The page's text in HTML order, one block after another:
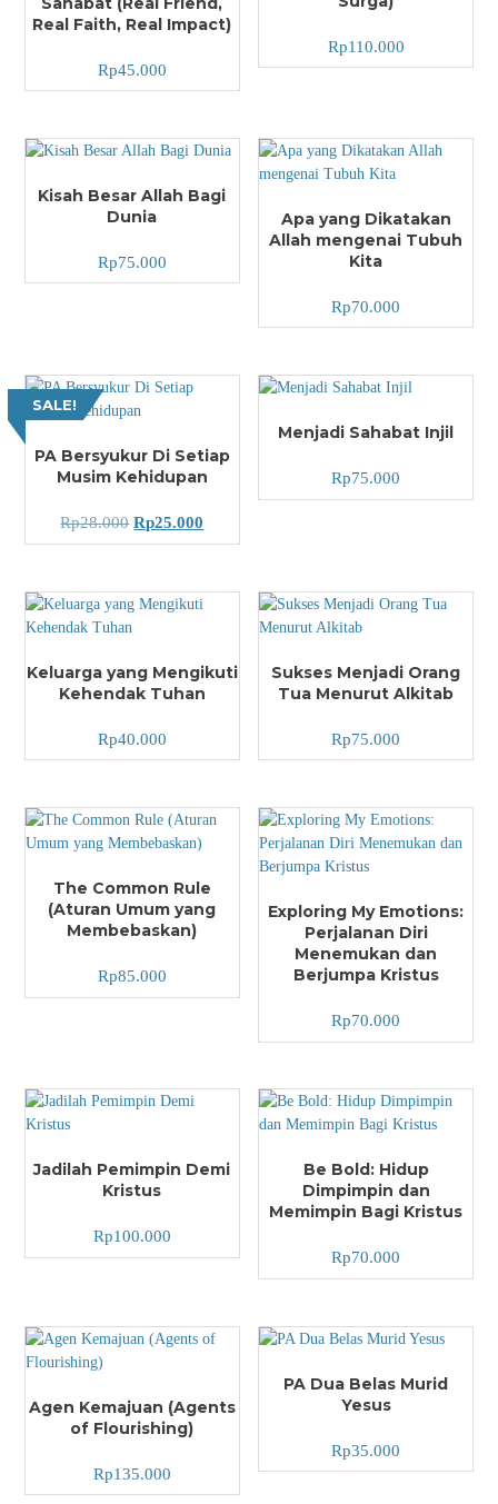
Real Faith, Real Impact)
Rp45.000
Rp110.000
Kisah Besar Allah Bagi
Dunia
Rp75.000
Apa yang Dikatakan
Allah mengenai Tubuh
Kita
Rp70.000
SALE!
PA Bersyukur Di Setiap
Musim Kehidupan
Rp28.000 Rp25.000
Menjadi Sahabat Injil
Rp75.000
Keluarga yang Mengikuti
Kehendak Tuhan
Rp40.000
Sukses Menjadi Orang
Tua Menurut Alkitab
Rp75.000
The Common Rule
(Aturan Umum yang
Membebaskan)
Rp85.000
Exploring My Emotions:
Perjalanan Diri
Menemukan dan
Berjumpa Kristus
Rp70.000
Jadilah Pemimpin Demi
Kristus
Rp100.000
Be Bold: Hidup
Dimpimpin dan
Memimpin Bagi Kristus
Rp70.000
Agen Kemajuan (Agents
of Flourishing)
Rp135.000
PA Dua Belas Murid
Yesus
Rp35.000